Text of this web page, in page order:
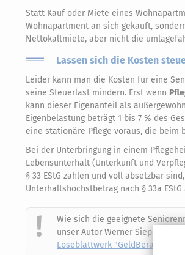
Statt Kauf oder Miete eines
Wohnapartment an sich gekauft,
Nettokaltmiete, aber nicht die
Lassen sich die Kosten
Leider kann man die Kosten für eine
seine Steuerlast mindern. Erst wenn
kann dieser Eigenanteil als
Eigenbelastung beträgt 1 bis 7 % des
eine stationäre Pflege voraus, die beim
Bei der Unterbringung in einem
Lebensunterhalt (Unterkunft und
§ 33 EStG zählen und voll absetzbar
Unterhaltshöchstbetrag nach § 33a
Wie sich die geeignete
unser Autor Werner Siepe in
Loseblattwerk "GeldBerater Plus"